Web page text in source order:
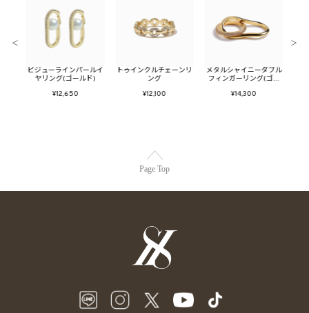
ビジューラインパールイ
ヤリング(ゴールド)
¥12,650
トゥインクルチェーンリ
ング
¥12,100
メタルシャイニーダブル
フィンガーリング(ゴー
¥14,300
＜ ＞
Page Top